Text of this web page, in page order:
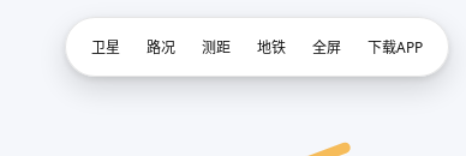
卫星 路况 测距 地铁 全屏 下载APP